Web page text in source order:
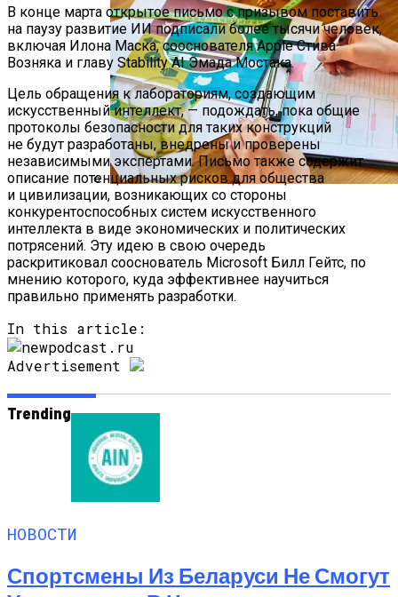
Как Мы Худеем: 8 Этапов Похудения У
Мужчин И Женщин
В конце марта открытое письмо с призывом поставить
на паузу развитие ИИ подписали более тысячи человек,
включая Илона Маска, сооснователя Apple Стива
Возняка и главу Stability AI Эмада Мостака.
Цель обращения к лабораториям, создающим
искусственный интеллект, — подождать, пока общие
протоколы безопасности для таких конструкций
не будут разработаны, внедрены и проверены
независимыми экспертами. Письмо также содержит
описание потенциальных рисков для общества
и цивилизации, возникающих со стороны
конкурентоспособных систем искусственного
интеллекта в виде экономических и политических
потрясений. Эту идею в свою очередь
раскритиковал сооснователь Microsoft Билл Гейтс, по
мнению которого, куда эффективнее научиться
правильно применять разработки.
In this article:
Advertisement
Trending
НОВОСТИ
Спортсмены Из Беларуси Не Смогут